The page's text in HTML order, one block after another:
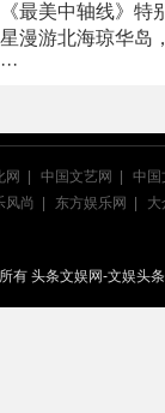
《最美中轴线》特
星漫游北海琼华岛
···
网 中国文艺网
中国
风尚 东方娱乐网 大
有 头条文娱网-文娱头